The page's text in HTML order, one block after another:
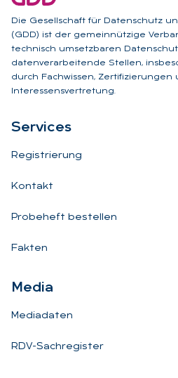
Die Gesellschaft für Datenschutz
(GDD) ist der gemeinnützige
technisch umsetzbaren
datenverarbeitende Stellen,
durch Fachwissen, Zertifizierungen
Interessensvertretung.
Ser­vices
Registrierung
Kontakt
Probeheft bestellen
Fakten
Me­dia
Mediadaten
RDV-Sachregister